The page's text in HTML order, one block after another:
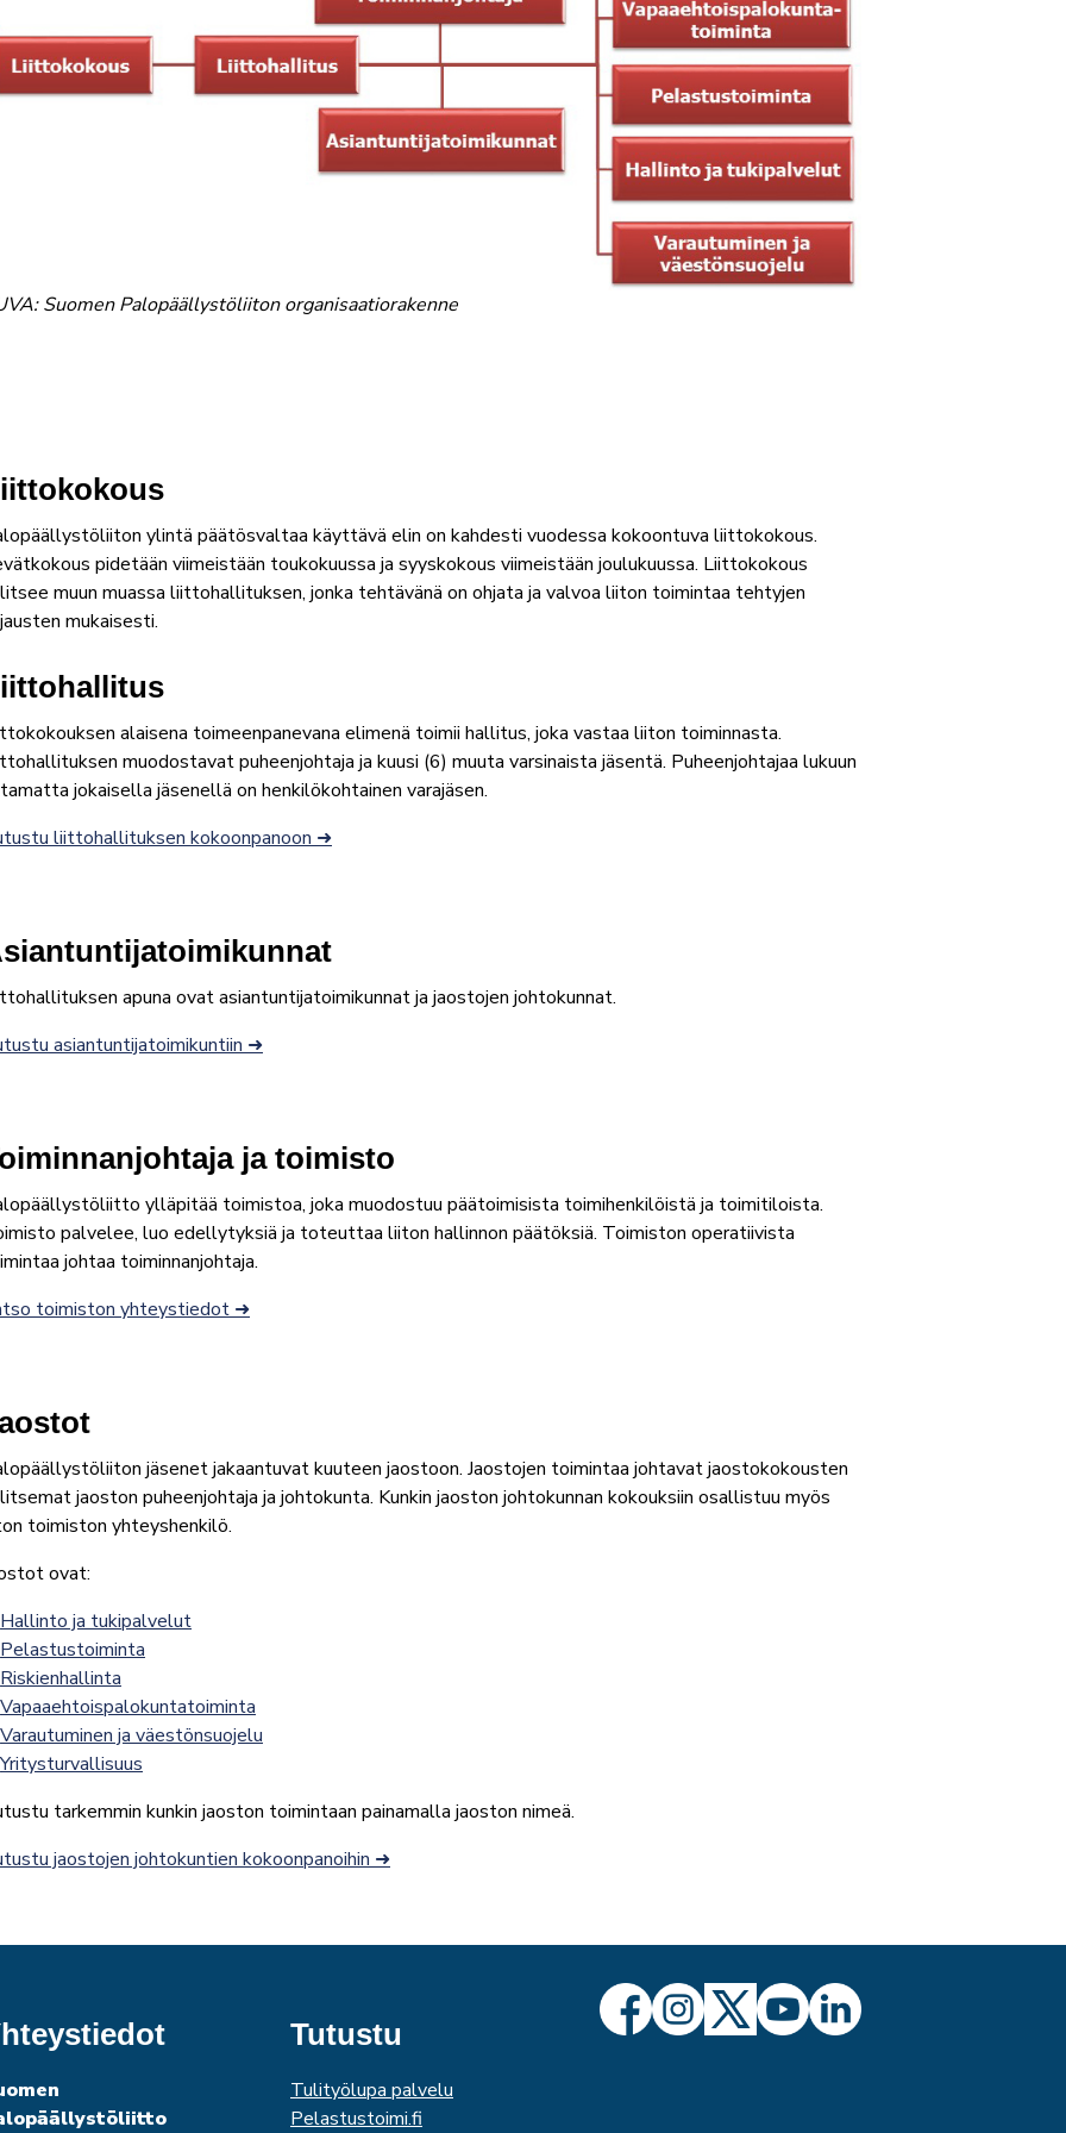
Suomen Palopäällystöliiton organisaatiorakenne
ylintä päätösvaltaa käyttävä elin on kahdesti vuodessa kokoontuva liittokokous.
pidetään viimeistään toukokuussa ja syyskokous viimeistään joulukuussa. Liittokokous
muun muassa liittohallituksen, jonka tehtävänä on ohjata ja valvoa liiton toimintaa tehtyjen
mukaisesti.
alaisena toimeenpanevana elimenä toimii hallitus, joka vastaa liiton toiminnasta.
muodostavat puheenjohtaja ja kuusi (6) muuta varsinaista jäsentä. Puheenjohtajaa lukuun
jokaisella jäsenellä on henkilökohtainen varajäsen.
liittohallituksen kokoonpanoon ➜
apuna ovat asiantuntijatoimikunnat ja jaostojen johtokunnat.
asiantuntijatoimikuntiin ➜
ja toimisto
ylläpitää toimistoa, joka muodostuu päätoimisista toimihenkilöistä ja toimitiloista.
palvelee, luo edellytyksiä ja toteuttaa liiton hallinnon päätöksiä. Toimiston operatiivista
johtaa toiminnanjohtaja.
toimiston yhteystiedot ➜
jäsenet jakaantuvat kuuteen jaostoon. Jaostojen toimintaa johtavat jaostokokousten
jaoston puheenjohtaja ja johtokunta. Kunkin jaoston johtokunnan kokouksiin osallistuu myös
toimiston yhteyshenkilö.
ovat:
Hallinto ja tukipalvelut
Pelastustoiminta
Riskienhallinta
Vapaaehtoispalokuntatoiminta
Varautuminen ja väestönsuojelu
Yritysturvallisuus
tarkemmin kunkin jaoston toimintaan painamalla jaoston nimeä.
jaostojen johtokuntien kokoonpanoihin ➜
Tutustu
Tulityölupa palvelu
Pelastustoimi.fi